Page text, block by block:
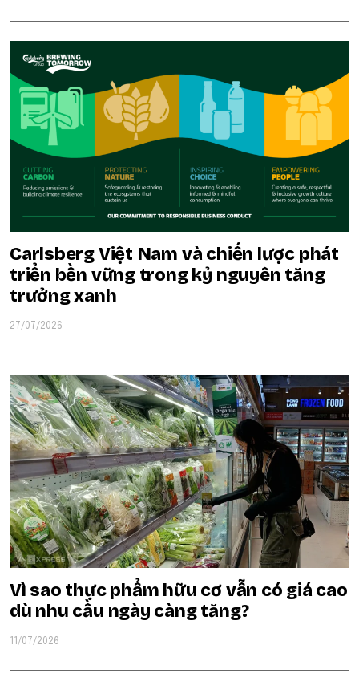
Carlsberg Việt Nam và chiến lược phát
triển bền vững trong kỷ nguyên tăng
trưởng xanh
27/07/2026
Vì sao thực phẩm hữu cơ vẫn có giá cao
dù nhu cầu ngày càng tăng?
11/07/2026